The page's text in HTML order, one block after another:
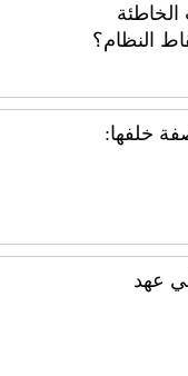
النظام؟
خلفها:
في عهد